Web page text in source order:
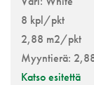
8 kpl/pkt
2,88 m2/pkt
Myyntierä:
Katso esitettä